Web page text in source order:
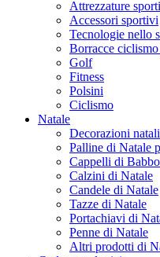
Attrezzature
Accessori sportivi
Tecnologie nello
Borracce
Golf
Fitness
Polsini
Ciclismo
Natale
Decorazioni
Palline di Natale
Cappelli di
Calzini di Natale
Candele di Natale
Tazze di Natale
Portachiavi di
Penne di Natale
Altri prodotti di